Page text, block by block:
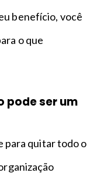
benefício, você
o que
pode ser um
para quitar todo o